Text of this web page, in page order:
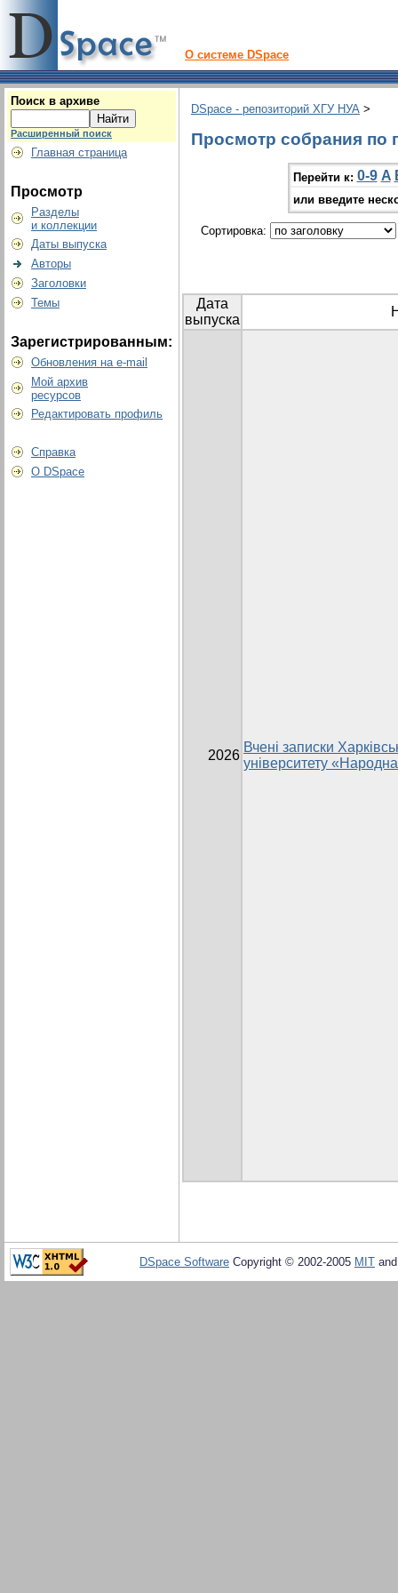
О системе DSpace
Поиск в архиве
Расширенный поиск
Главная страница
Просмотр
Разделы
и коллекции
Даты выпуска
Авторы
Заголовки
Темы
Зарегистрированным:
Обновления на e-mail
Мой архив
ресурсов
Редактировать профиль
Справка
О DSpace
DSpace - репозиторий ХГУ НУА >
Просмотр собрания по
Перейти к: 0-9 A
или введите
Сортировка:
Дата
выпуска
2026
Вчені записки
університету
DSpace Software Copyright © 2002-2005 MIT